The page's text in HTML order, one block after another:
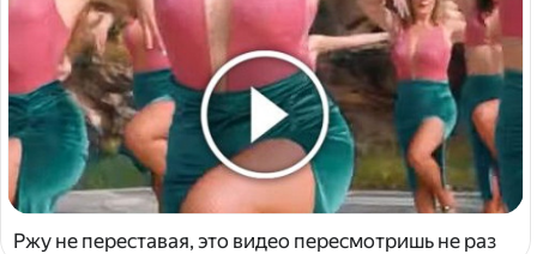
Ржу не переставая, это видео пересмотришь не раз